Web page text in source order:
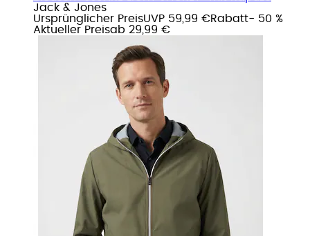
Jack & Jones
Ursprünglicher PreisUVP 59,99 €Rabatt- 50 %
Aktueller Preisab 29,99 €